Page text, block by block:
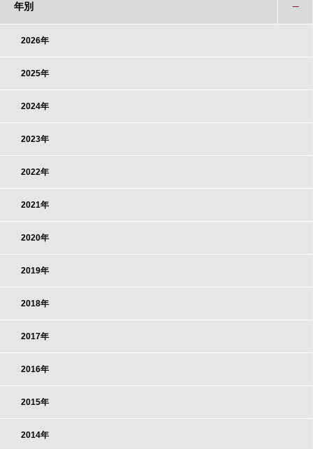
年別
2026年
2025年
2024年
2023年
2022年
2021年
2020年
2019年
2018年
2017年
2016年
2015年
2014年